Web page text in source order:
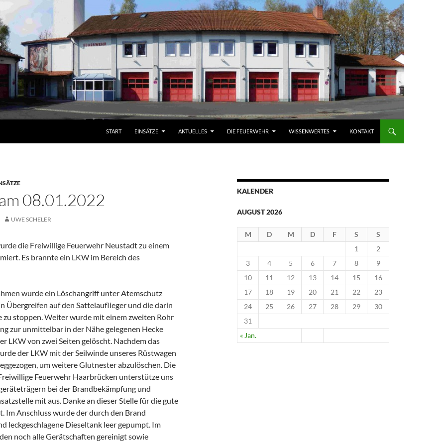
START EINSÄTZE AKTUELLES DIE FEUERWEHR WISSENWERTES KONTAKT
08.01.2022
UWE SCHELER
die Freiwillige Feuerwehr Neustadt zu einem
Es brannte ein LKW im Bereich des
wurde ein Löschangriff unter Atemschutz
Übergreifen auf den Sattelauflieger und die darin
zu stoppen. Weiter wurde mit einem zweiten Rohr
zur unmittelbar in der Nähe gelegenen Hecke
LKW von zwei Seiten gelöscht. Nachdem das
der LKW mit der Seilwinde unseres Rüstwagen
um weitere Glutnester abzulöschen. Die
Feuerwehr Haarbrücken unterstütze uns
bei der Brandbekämpfung und
mit aus. Danke an dieser Stelle für die gute
Im Anschluss wurde der durch den Brand
leckgeschlagene Dieseltank leer gepumpt. Im
noch alle Gerätschaften gereinigt sowie
KALENDER
AUGUST 2026
M D M D F S S
« Jan.
1
2
3
4 5 6 7 8
9
10
11 12 13 14 15
16
17
18 19 20 21 22
23
24
25 26 27 28 29
30
31